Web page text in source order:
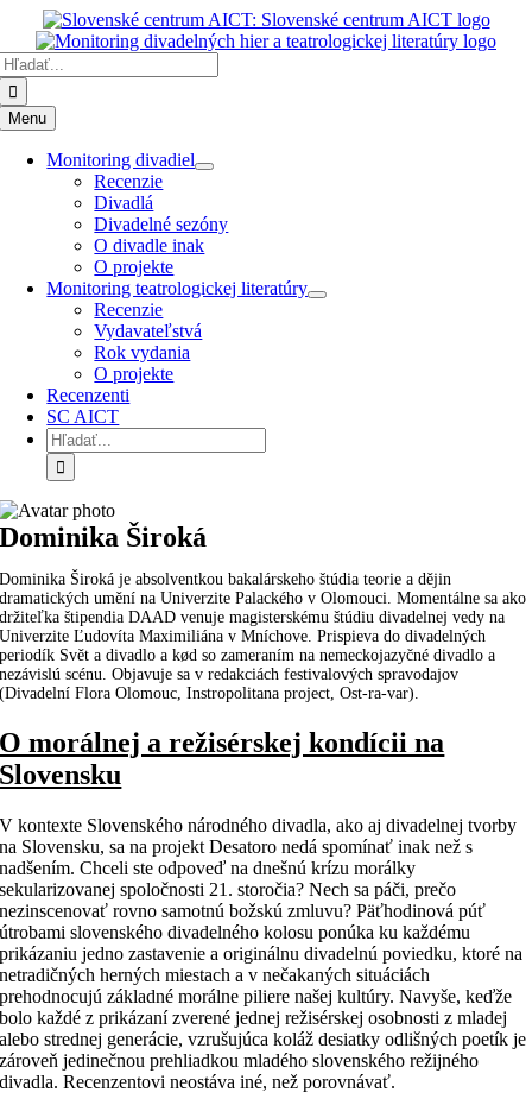
Preskočiť
obsahu
Menu
Monitoring divadiel
Recenzie
Divadlá
Divadelné sezóny
O divadle inak
O projekte
Monitoring teatrologickej literatúry
Recenzie
Vydavateľstvá
Rok vydania
O projekte
Recenzenti
SC AICT
Hľadať:
Dominika Široká
Dominika Široká je absolventkou bakalárskeho štúdia teorie a dějin
dramatických umění na Univerzite Palackého v Olomouci. Momentálne sa ako
držiteľka štipendia DAAD venuje magisterskému štúdiu divadelnej vedy na
Univerzite Ľudovíta Maximiliána v Mníchove. Prispieva do divadelných
periodík Svět a divadlo a kød so zameraním na nemeckojazyčné divadlo a
nezávislú scénu. Objavuje sa v redakciách festivalových spravodajov
(Divadelní Flora Olomouc, Instropolitana project, Ost-ra-var).
O morálnej a režisérskej kondícii na
Slovensku
V kontexte Slovenského národného divadla, ako aj divadelnej tvorby
na Slovensku, sa na projekt Desatoro nedá spomínať inak než s
nadšením. Chceli ste odpoveď na dnešnú krízu morálky
sekularizovanej spoločnosti 21. storočia? Nech sa páči, prečo
nezinscenovať rovno samotnú božskú zmluvu? Päťhodinová púť
útrobami slovenského divadelného kolosu ponúka ku každému
prikázaniu jedno zastavenie a originálnu divadelnú poviedku, ktoré na
netradičných herných miestach a v nečakaných situáciách
prehodnocujú základné morálne piliere našej kultúry. Navyše, keďže
bolo každé z prikázaní zverené jednej režisérskej osobnosti z mladej
alebo strednej generácie, vzrušujúca koláž desiatky odlišných poetík je
zároveň jedinečnou prehliadkou mladého slovenského režijného
divadla. Recenzentovi neostáva iné, než porovnávať.